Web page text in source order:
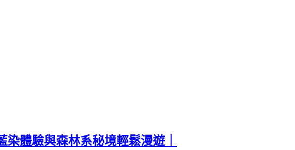
體驗與森林系秘境輕鬆漫遊｜